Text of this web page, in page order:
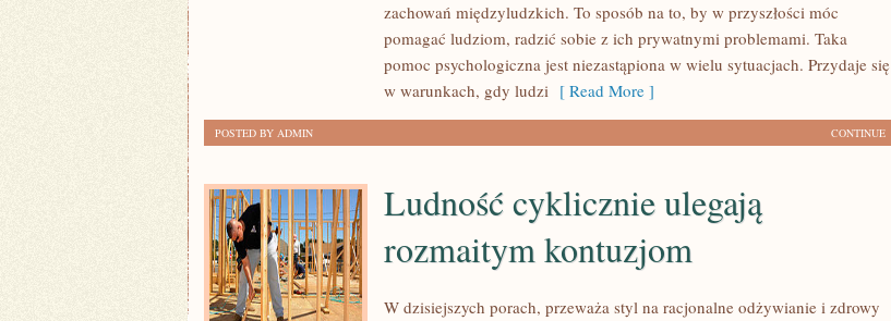
SWOIMI
PROBLEMAMI,
ZATEM
ZAWÓD
JAKIM
zachowań międzyludzkich. To sposób na to, by w przyszłości móc
pomagać ludziom, radzić sobie z ich prywatnymi problemami. Taka
pomoc psychologiczna jest niezastąpiona w wielu sytuacjach. Przydaje się
w warunkach, gdy ludzi [ Read More ]
CONTINUE
POSTED BY ADMIN
Ludność cyklicznie ulegają
rozmaitym kontuzjom
W dzisiejszych porach, przeważa styl na racjonalne odżywianie i zdrowy